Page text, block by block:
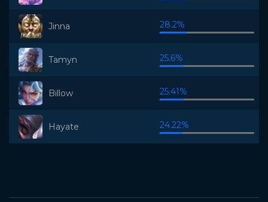
Jinna 28.2%
Tamyn 25.6%
Billow 25.41%
Hayate 24.22%